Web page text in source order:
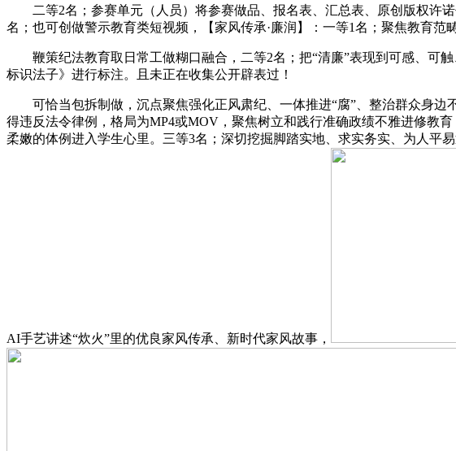
二等2名；参赛单元（人员）将参赛做品、报名表、汇总表、原创版权许诺
名；也可创做警示教育类短视频，【家风传承·廉润】：一等1名；聚焦教育
鞭策纪法教育取日常工做糊口融合，二等2名；把“清廉”表现到可感、可
标识法子》进行标注。且未正在收集公开辟表过！
可恰当包拆制做，沉点聚焦强化正风肃纪、一体推进“腐”、整治群众身边
得违反法令律例，格局为MP4或MOV，聚焦树立和践行准确政绩不雅进修教
柔嫩的体例进入学生心里。三等3名；深切挖掘脚踏实地、求实务实、为人平
AI手艺讲述“炊火”里的优良家风传承、新时代家风故事，